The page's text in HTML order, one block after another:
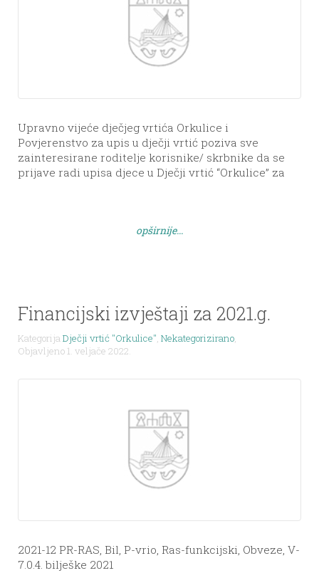
Upravno vijeće dječjeg vrtića Orkulice i
Povjerenstvo za upis u dječji vrtić poziva sve
zainteresirane roditelje korisnike/ skrbnike da se
prijave radi upisa djece u Dječji vrtić “Orkulice” za
opširnije...
Financijski izvještaji za 2021.g.
KategorijaDječji vrtić "Orkulice", Nekategorizirano,
Objavljeno 1. veljače 2022.
2021-12 PR-RAS, Bil, P-vrio, Ras-funkcijski, Obveze, V-
7.0.4. bilješke 2021